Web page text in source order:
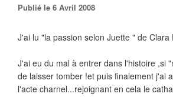
Publié le 6 Avril 2008
J'ai lu "la passion selon Juette " de Clara
J'ai eu du mal à entrer dans l'histoire ,si
de laisser tomber !et puis finalement j'ai
l'acte charnel...rejoignant en cela le